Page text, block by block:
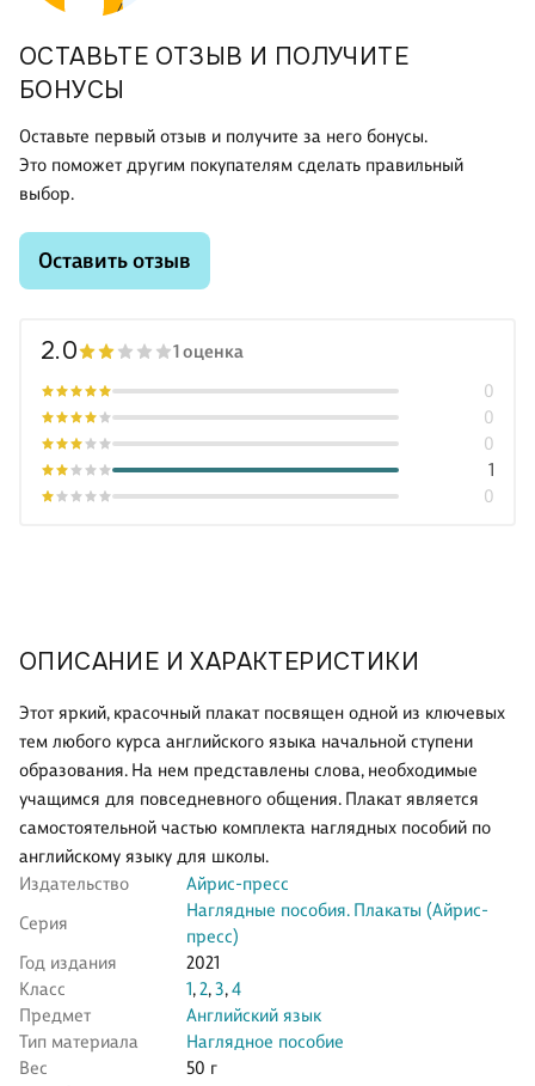
ОПИСАНИЕ И ХАРАКТЕРИСТИКИ
Этот яркий, красочный плакат посвящен одной из ключевых
тем любого курса английского языка начальной ступени
образования. На нем представлены слова, необходимые
учащимся для повседневного общения. Плакат является
самостоятельной частью комплекта наглядных пособий по
английскому языку для школы.
Издательство
Айрис-пресс
Серия
Наглядные пособия. Плакаты (Айрис-
пресс)
Год издания
2021
Класс
1,2,3,4
Предмет
Английский язык
Тип материала
Наглядное пособие
Вес
50 г
ОСТАВЬТЕ ОТЗЫВ И ПОЛУЧИТЕ
БОНУСЫ
Оставьте первый отзыв и получите за него бонусы.
Это поможет другим покупателям сделать правильный
выбор.
Оставить отзыв
2.0 1 оценка
0
1
0
0
0